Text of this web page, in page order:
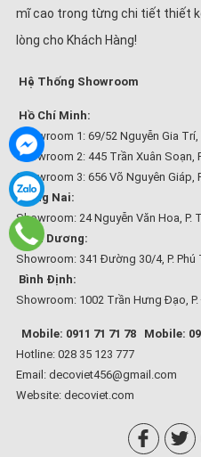
mĩ cao trong từng chi tiết thiết
lòng cho Khách Hàng!
Hệ Thống Showroom
Hồ Chí Minh:
Showroom 1: 69/52 Nguyễn Gia Trí,
Showroom 2: 445 Trần Xuân Soạn,
Showroom 3: 656 Võ Nguyên Giáp,
Đồng Nai:
Showroom: 24 Nguyễn Văn Hoa, P.
Bình Dương:
Showroom: 341 Đường 30/4, P. Phú
Bình Định:
Showroom: 1002 Trần Hưng Đạo,
Mobile: 0911 71 71 78
Mobile:
Hotline: 028 35 123 777
Email: decoviet456@gmail.com
Website: decoviet.com